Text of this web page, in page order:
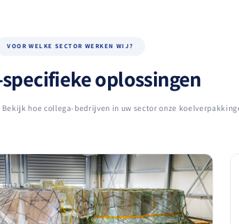
VOOR WELKE SECTOR WERKEN WIJ?
oplossingen
Bekijk hoe collega-bedrijven in uw sector onze